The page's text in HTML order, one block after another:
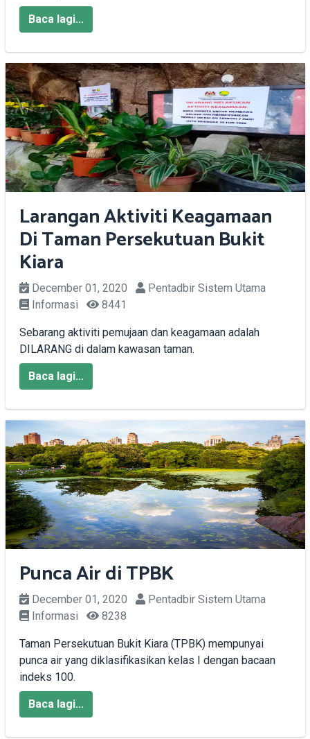
Baca lagi...
Larangan Aktiviti Keagamaan
Di Taman Persekutuan Bukit
Kiara
December 01, 2020
Pentadbir Sistem Utama
Informasi
8441
Sebarang aktiviti pemujaan dan keagamaan adalah
DILARANG di dalam kawasan taman.
Baca lagi...
Punca Air di TPBK
December 01, 2020
Pentadbir Sistem Utama
Informasi
8238
Taman Persekutuan Bukit Kiara (TPBK) mempunyai
punca air yang diklasifikasikan kelas I dengan bacaan
indeks 100.
Baca lagi...